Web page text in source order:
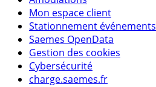
Mon espace client
Stationnement événements
Saemes OpenData
Gestion des cookies
Cybersécurité
charge.saemes.fr